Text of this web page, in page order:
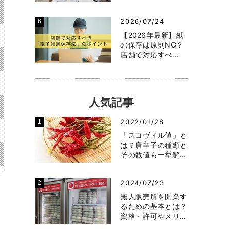
2026/07/24
【2026年最新】紙
の保存は原則NG？
店舗で対応すべ…
人気記事
2022/01/28
「スコヴィル値」と
は？唐辛子の種類と
その数値も一挙解…
2024/07/23
無人販売所を開業す
るための基本とは？
資格・許可やメリ…